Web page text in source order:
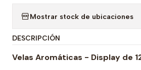
Mostrar stock de ubicaciones
DESCRIPCIÓN
Velas Aromáticas - Display de